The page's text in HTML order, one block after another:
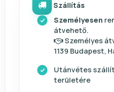
Szállítás
Személyesen
átvehető.
Személyes
1139 Budapest,
Utánvétes
területére